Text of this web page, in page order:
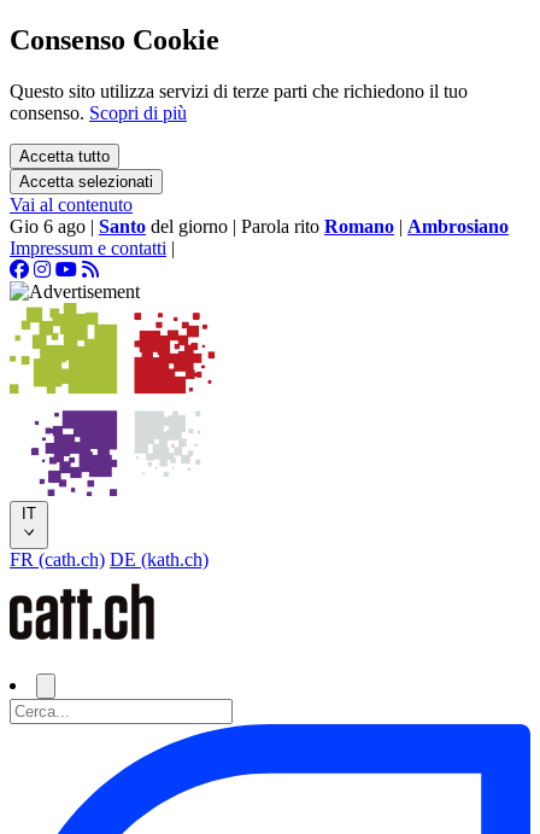
Consenso Cookie
Questo sito utilizza servizi di terze parti che richiedono il tuo
consenso. Scopri di più
Accetta tutto
Accetta selezionati
Vai al contenuto
Gio 6 ago | Santo del giorno | Parola rito Romano | Ambrosiano
Impressum e contatti |
IT
FR (cath.ch) DE (kath.ch)